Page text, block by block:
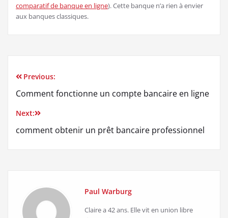
comparatif de banque en ligne). Cette banque n’a rien à envier
aux banques classiques.
Navigation
de
l’article
Previous:
Comment fonctionne un compte bancaire en ligne
Next:
comment obtenir un prêt bancaire professionnel
Paul Warburg
Claire a 42 ans. Elle vit en union libre